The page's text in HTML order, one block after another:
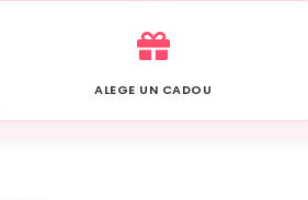
ALEGE UN CADOU